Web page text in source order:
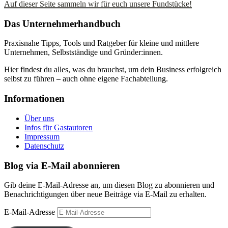
Auf dieser Seite sammeln wir für euch unsere Fundstücke!
Das Unternehmerhandbuch
Praxisnahe Tipps, Tools und Ratgeber für kleine und mittlere
Unternehmen, Selbstständige und Gründer:innen.
Hier findest du alles, was du brauchst, um dein Business erfolgreich
selbst zu führen – auch ohne eigene Fachabteilung.
Informationen
Über uns
Infos für Gastautoren
Impressum
Datenschutz
Blog via E-Mail abonnieren
Gib deine E-Mail-Adresse an, um diesen Blog zu abonnieren und
Benachrichtigungen über neue Beiträge via E-Mail zu erhalten.
E-Mail-Adresse